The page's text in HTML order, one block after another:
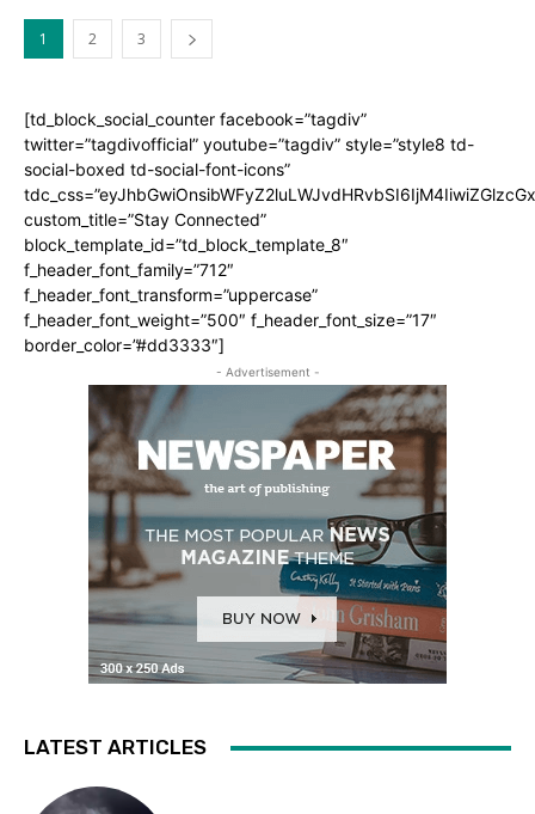
1 2 3
[td_block_social_counter facebook=”tagdiv”
twitter=”tagdivofficial” youtube=”tagdiv” style=”style8 td-
social-boxed td-social-font-icons”
custom_title=”Stay Connected”
block_template_id=”td_block_template_8″
f_header_font_family=”712″
f_header_font_transform=”uppercase”
f_header_font_weight=”500″ f_header_font_size=”17″
border_color=”#dd3333″]
- Advertisement -
LATEST ARTICLES